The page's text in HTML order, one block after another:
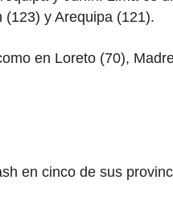
y Arequipa (121).
en Loreto (70),
en cinco de sus